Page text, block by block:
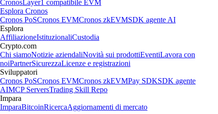
CronosLayer1 compatibile EVM
Esplora Cronos
Cronos PoSCronos EVMCronos zkEVMSDK agente AI
Esplora
AffiliazioneIstituzionaliCustodia
Crypto.com
Chi siamoNotizie aziendaliNovità sui prodottiEventiLavora con
noiPartnerSicurezzaLicenze e registrazioni
Sviluppatori
Cronos PoSCronos EVMCronos zkEVMPay SDKSDK agente
AIMCP ServersTrading Skill Repo
Impara
ImparaBitcoinRicercaAggiornamenti di mercato